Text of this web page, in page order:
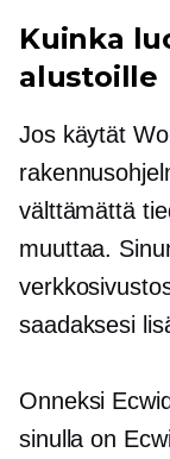
Kuinka
alustoille
Jos käytät
välttämättä
muuttaa.
saadaksesi
Onneksi
sinulla on